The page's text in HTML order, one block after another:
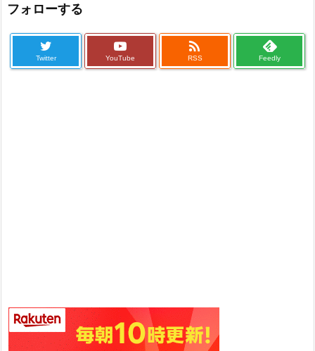
フォローする
Twitter YouTube

RSS Feedly